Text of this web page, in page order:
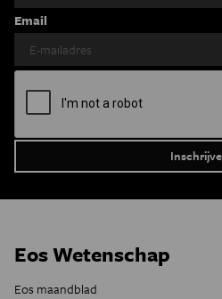
Email
Eos Wetenschap
Eos maandblad